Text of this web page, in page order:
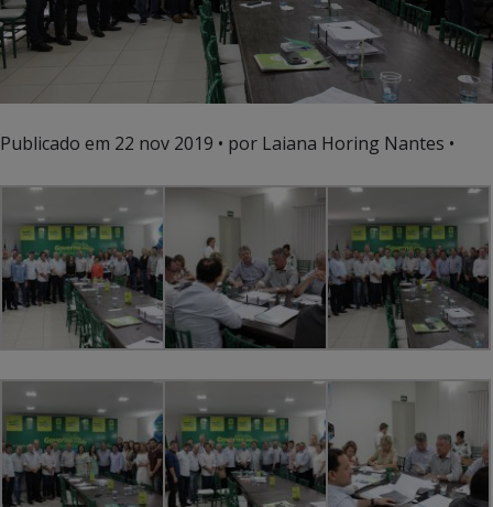
Publicado em 22 nov 2019 • por Laiana Horing Nantes •